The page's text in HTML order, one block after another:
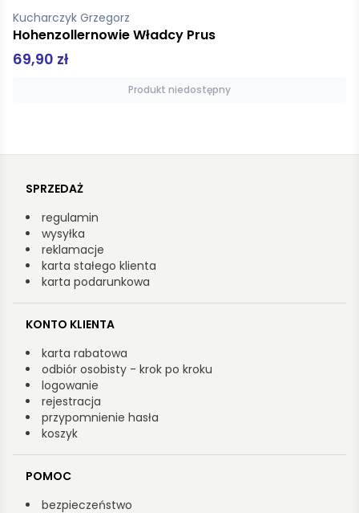
Orr Aileen
Niedźwiedź Wojtek
44,90 zł
Dodaj do koszyka
SPRZEDAŻ
regulamin
wysyłka
reklamacje
karta stałego klienta
karta podarunkowa
KONTO KLIENTA
karta rabatowa
odbiór osobisty - krok po kroku
logowanie
rejestracja
przypomnienie hasła
koszyk
POMOC
bezpieczeństwo